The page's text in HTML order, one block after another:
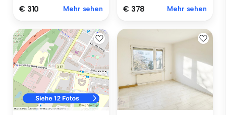
€ 310 Mehr sehen € 378 Mehr sehen